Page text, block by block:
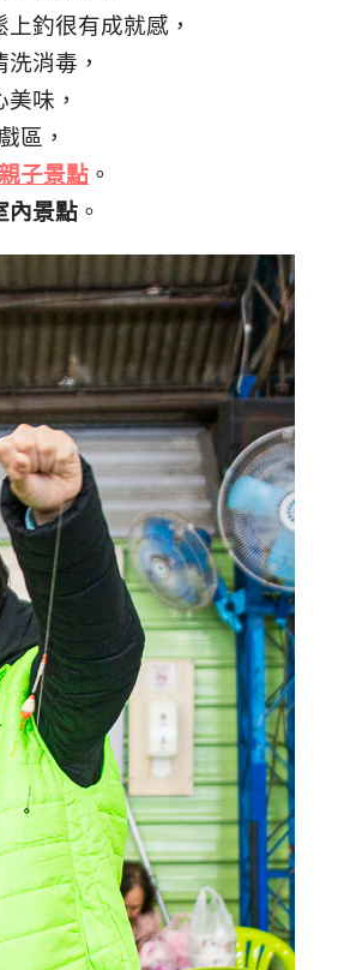
釣很有成就感，
消毒，
味，
區，
子景點 。
內景點。